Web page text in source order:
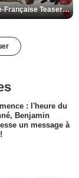
De la Comédie-Française Teaser VF
: l'heure du
Benjamin
un message à